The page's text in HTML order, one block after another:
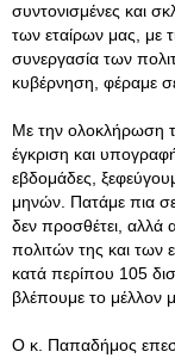
συντονισμένες και
των εταίρων μας, με
συνεργασία των
κυβέρνηση, φέραμε
Με την ολοκλήρωση
έγκριση και
εβδομάδες,
μηνών. Πατάμε πια
δεν προσθέτει, αλλά
πολιτών της και των
κατά περίπου 105
βλέπουμε το μέλλον
Ο κ. Παπαδήμος